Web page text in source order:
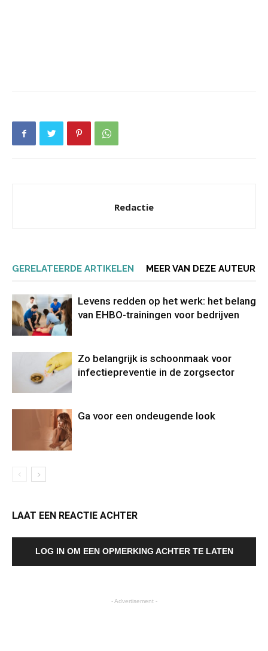
Redactie
GERELATEERDE ARTIKELEN MEER VAN DEZE AUTEUR
Levens redden op het werk: het belang
van EHBO-trainingen voor bedrijven
Zo belangrijk is schoonmaak voor
infectiepreventie in de zorgsector
Ga voor een ondeugende look
LAAT EEN REACTIE ACHTER
LOG IN OM EEN OPMERKING ACHTER TE LATEN
- Advertisement -